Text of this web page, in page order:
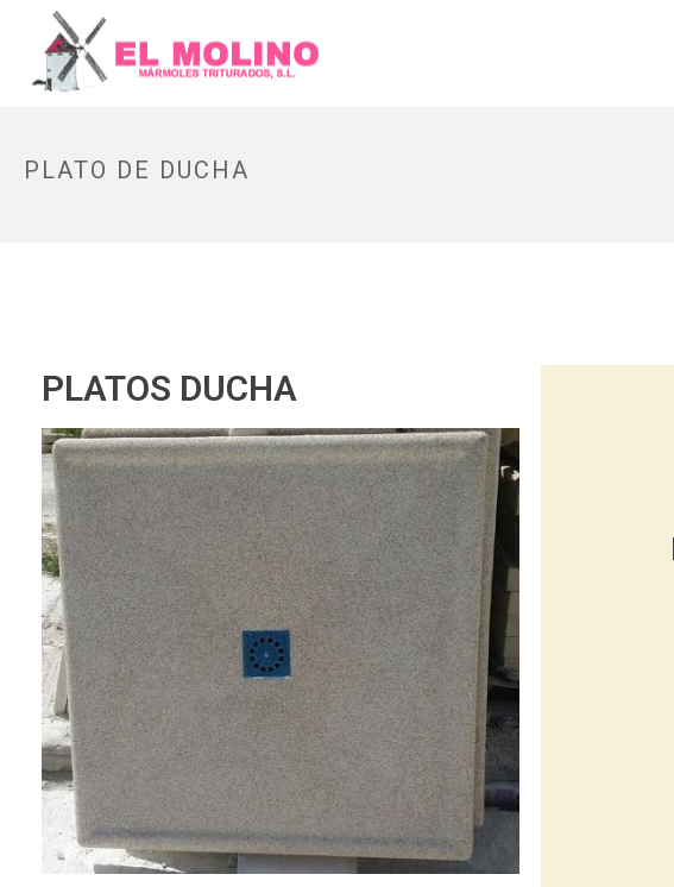
PLATO DE DUCHA
PLATOS DUCHA